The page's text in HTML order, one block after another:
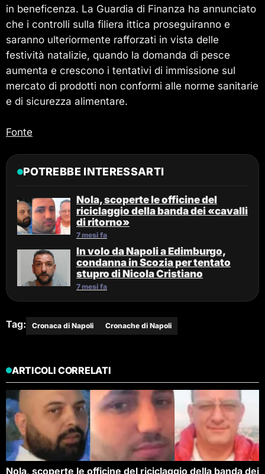
in beneficenza. La Guardia di Finanza ha annunciato
che i controlli sulla filiera ittica proseguiranno e
saranno ulteriormente rafforzati in vista delle
festività natalizie, quando la domanda di pesce
aumenta e crescono i tentativi di immissione sul
mercato di prodotti non conformi alle norme sanitarie
e di sicurezza alimentare.
Fonte
POTREBBE INTERESSARTI
Nola, scoperte le officine del
riciclaggio della banda dei «cavalli
di ritorno»
7 mesi fa
In volo da Napoli a Edimburgo,
condanna in Scozia per tentato
stupro di Nicola Cristiano
7 mesi fa
Tag: Cronaca di Napoli Cronache di Napoli
ARTICOLI CORRELATI
Nola, scoperte le officine del riciclaggio della banda dei